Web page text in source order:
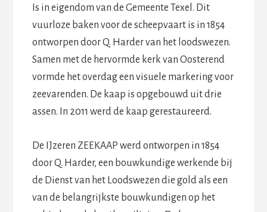
Is in eigendom van de Gemeente Texel. Dit
vuurloze baken voor de scheepvaart is in 1854
ontworpen door Q. Harder van het loodswezen.
Samen met de hervormde kerk van Oosterend
vormde het overdag een visuele markering voor
zeevarenden. De kaap is opgebouwd uit drie
assen. In 2011 werd de kaap gerestaureerd.
De IJzeren ZEEKAAP werd ontworpen in 1854
door Q. Harder, een bouwkundige werkende bij
de Dienst van het Loodswezen die gold als een
van de belangrijkste bouwkundigen op het